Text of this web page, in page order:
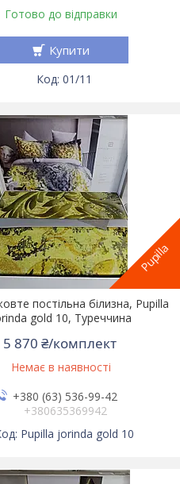
Готово до відправки
Купити
01/11
Pupilla
постільна білизна, Pupilla
gold 10, Туреччина
5 870 ₴/комплект
Немає в наявності
+380 (63) 536-99-42
+380635369942
Pupilla jorinda gold 10